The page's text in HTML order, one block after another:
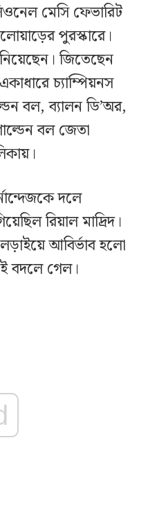
মেসি ফেভারিট
পুরস্কারে।
জিতেছেন
চ্যাম্পিয়নস
বল, ব্যালন ডি’অর,
বল জেতা
দলে
রিয়াল মাদ্রিদ।
আবির্ভাব হলো
বদলে গেল।